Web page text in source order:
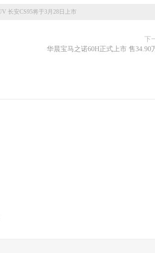
长安CS95将于3月28日上市
下
华晨宝马之诺60H正式上市 售34.90